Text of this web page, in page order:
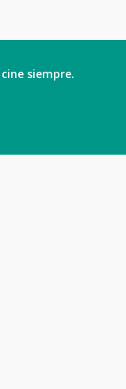
siempre.